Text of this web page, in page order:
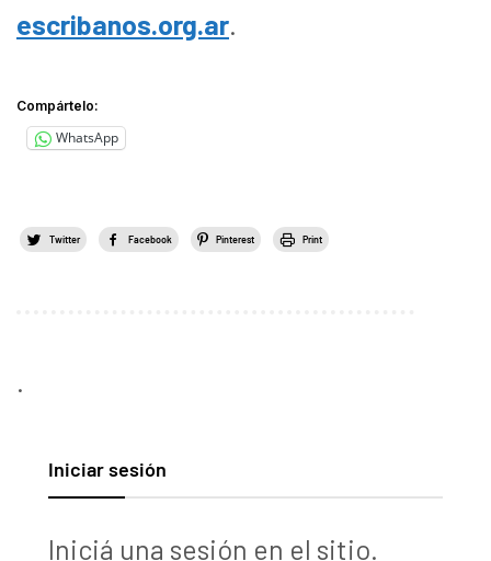
escribanos.org.ar.
Compártelo:
WhatsApp
Twitter Facebook Pinterest Print
.
Iniciar sesión
Iniciá una sesión en el sitio.